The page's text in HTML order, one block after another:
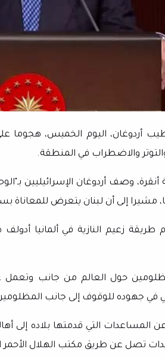
أردوغان، اليوم الخميس، هجوما على
والاضطراب في المنطقة.
وصف أردوغان الإسرائيليين
مشيرا إلى أن لبنان يتعرض
طريقة زعيم النازية في ألمانيا
حول العالم من جانب
في جهوده للوقوف إلى جانب
تصل عن طريق مكتب الهلال الأحمر